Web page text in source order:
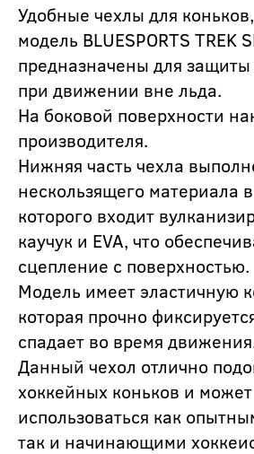
Удобные чехлы для
модель BLUESPORTS TREK
предназначены для защиты
при движении вне льда.
На боковой поверхности
производителя.
Нижняя часть чехла
нескользящего материала
которого входит
каучук и EVA, что
сцепление с поверхностью.
Модель имеет эластичную
которая прочно
спадает во время
Данный чехол отлично
хоккейных коньков и может
использоваться как
так и начинающими